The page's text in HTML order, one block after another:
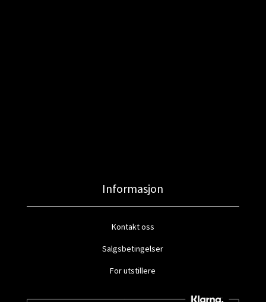
Informasjon
Kontakt oss
Salgsbetingelser
For utstillere